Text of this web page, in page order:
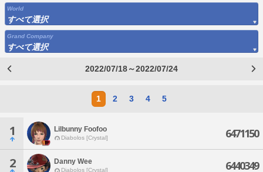
World
すべて選択
Grand Company
すべて選択
2022/07/18～2022/07/24
1 2 3 4 5
1 Lilbunny Foofoo
Diabolos [Crystal] 6471150
2 Danny Wee
Diabolos [Crystal] 6440349